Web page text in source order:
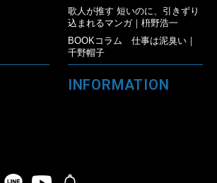
歌人が推す 短いのに、引きずり
込まれるマンガ｜枡野浩一
BOOKコラム 仕事は泥臭い｜
千野帽子
INFORMATION